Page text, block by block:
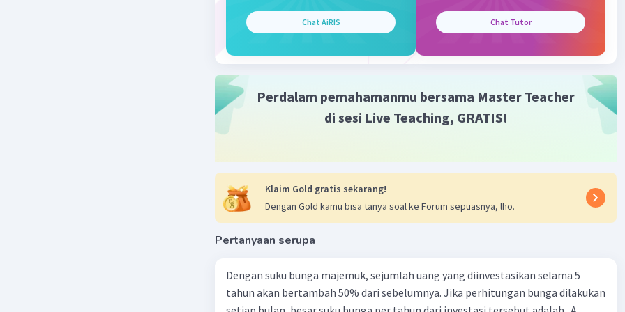
Peran penting dalam ekosistem
Invertebrata terbagi dalam lebih dari 30 filum yang berbeda,
Spons
Ubur-ubur
Arthropoda (serangga, laba-laba, dan krustasea)
Bintang laut
Beri Rating
Level 24
Chat AiRIS Chat Tutor
Perdalam pemahamanmu bersama Master Teacher
di sesi Live Teaching, GRATIS!
Klaim Gold gratis sekarang!
Dengan Gold kamu bisa tanya soal ke Forum sepuasnya, lho.
Pertanyaan serupa
Dengan suku bunga majemuk, sejumlah uang yang diinvestasikan selama 5
tahun akan bertambah 50% dari sebelumnya. Jika perhitungan bunga dilakukan